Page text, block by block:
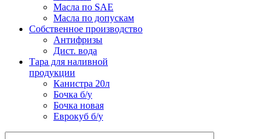
Масла по SAE
Масла по допускам
Собственное производство
Антифризы
Дист. вода
Тара для наливной
продукции
Канистра 20л
Бочка б/у
Бочка новая
Еврокуб б/у